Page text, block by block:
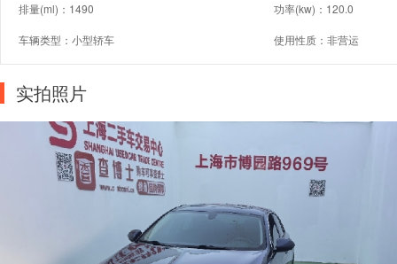
排量(ml)：1490 功率(kw)：120.0
车辆类型：小型轿车 使用性质：非营运
实拍照片